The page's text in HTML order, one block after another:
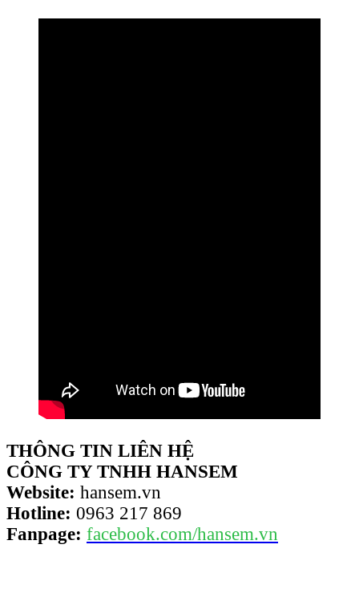
THÔNG TIN LIÊN HỆ
CÔNG TY TNHH HANSEM
Website: hansem.vn
Hotline: 0963 217 869
Fanpage: facebook.com/hansem.vn